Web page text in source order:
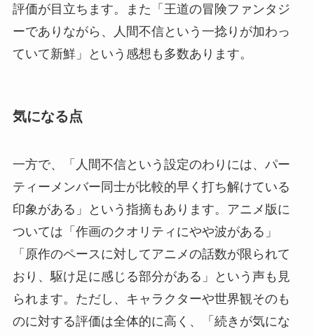
評価が目立ちます。また「王道の冒険ファンタジ
ーでありながら、人間不信という一捻りが加わっ
ていて新鮮」という感想も多数あります。
気になる点
一方で、「人間不信という設定のわりには、パー
ティーメンバー同士が比較的早く打ち解けている
印象がある」という指摘もあります。アニメ版に
ついては「作画のクオリティにやや波がある」
「原作のペースに対してアニメの話数が限られて
おり、駆け足に感じる部分がある」という声も見
られます。ただし、キャラクターや世界観そのも
のに対する評価は全体的に高く、「続きが気にな